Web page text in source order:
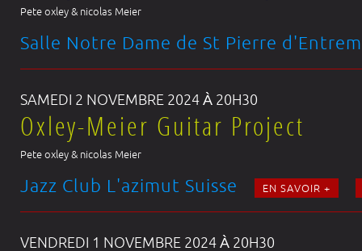
Pete oxley & nicolas Meier
Salle Notre Dame de St Pierre
SAMEDI 2 NOVEMBRE 2024 À 20H30
Oxley-Meier Guitar Project
Pete oxley & nicolas Meier
Jazz Club L'azimut Suisse EN SAVOIR +
VENDREDI 1 NOVEMBRE 2024 À 20H30